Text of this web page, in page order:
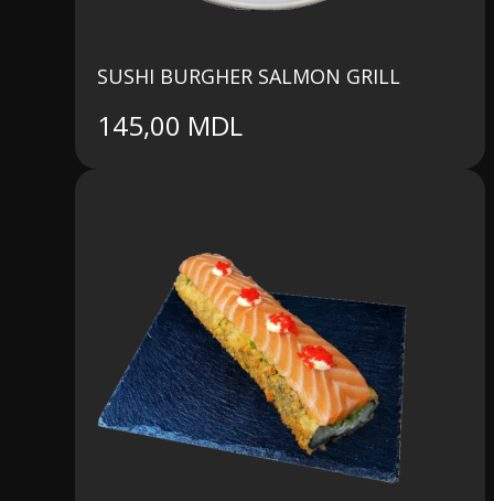
SUSHI BURGHER SALMON GRILL
145,00 MDL